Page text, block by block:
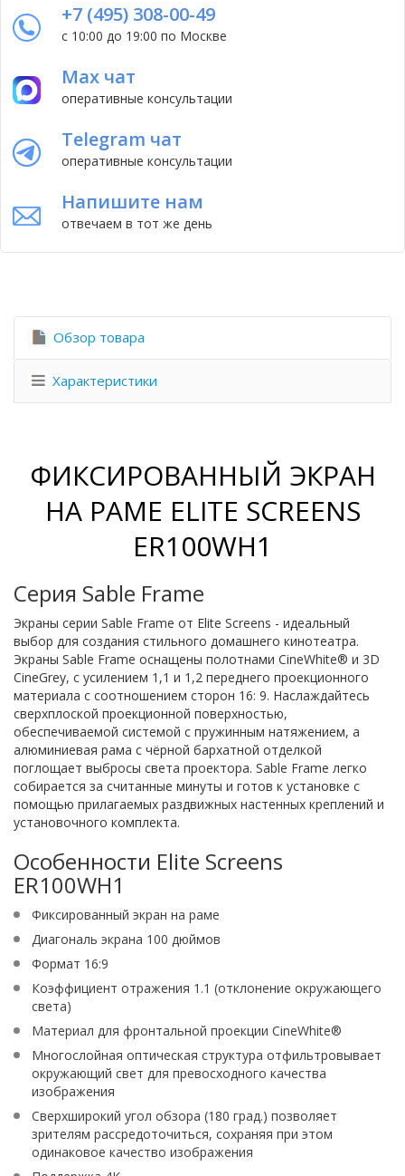
+7 (495) 308-00-49
с 10:00 до 19:00 по Москве
Max чат
оперативные консультации
Telegram чат
оперативные консультации
Напишите нам
отвечаем в тот же день
Обзор товара
Характеристики
ФИКСИРОВАННЫЙ ЭКРАН
НА РАМЕ ELITE SCREENS
ER100WH1
Серия Sable Frame
Экраны серии Sable Frame от Elite Screens - идеальный
выбор для создания стильного домашнего кинотеатра.
Экраны Sable Frame оснащены полотнами CineWhite® и 3D
CineGrey, с усилением 1,1 и 1,2 переднего проекционного
материала с соотношением сторон 16: 9. Наслаждайтесь
сверхплоской проекционной поверхностью,
обеспечиваемой системой с пружинным натяжением, а
алюминиевая рама с чёрной бархатной отделкой
поглощает выбросы света проектора. Sable Frame легко
собирается за считанные минуты и готов к установке с
помощью прилагаемых раздвижных настенных креплений и
установочного комплекта.
Особенности Elite Screens
ER100WH1
Фиксированный экран на раме
Диагональ экрана 100 дюймов
Формат 16:9
Коэффициент отражения 1.1 (отклонение окружающего
света)
Материал для фронтальной проекции CineWhite®
Многослойная оптическая структура отфильтровывает
окружающий свет для превосходного качества
изображения
Сверхширокий угол обзора (180 град.) позволяет
зрителям рассредоточиться, сохраняя при этом
одинаковое качество изображения